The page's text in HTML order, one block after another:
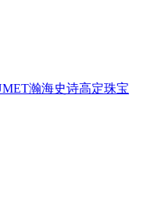
瀚海史诗高定珠宝